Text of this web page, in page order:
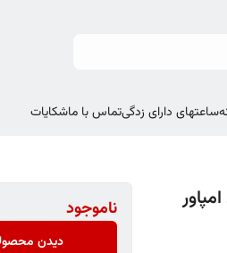
ساعتهای دارای زدگیتماس با ماشکایات
ناموجود
دیدن